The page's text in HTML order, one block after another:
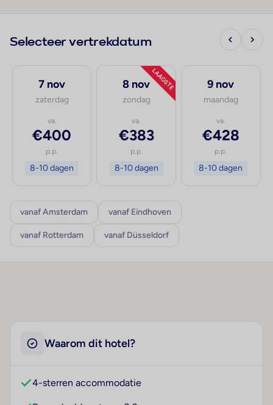
Selecteer vertrekdatum
7 nov
zaterdag
va.
€400
p.p.
8-10 dagen
LAAGSTE
8 nov
zondag
va.
€383
p.p.
8-10 dagen
9 nov
maandag
va.
€428
p.p.
8-10 dagen
vanaf Amsterdam vanaf Eindhoven
vanaf Rotterdam vanaf Düsseldorf
Waarom dit hotel?
4-sterren accommodatie